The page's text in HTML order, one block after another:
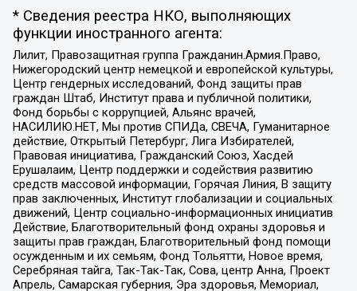
* Сведения реестра НКО, выполняющих
функции иностранного агента:
Лилит, Правозащитная группа Гражданин.Армия.Право,
Нижегородский центр немецкой и европейской культуры,
Центр гендерных исследований, Фонд защиты прав
граждан Штаб, Институт права и публичной политики,
Фонд борьбы с коррупцией, Альянс врачей,
НАСИЛИЮ.НЕТ, Мы против СПИДа, СВЕЧА, Гуманитарное
действие, Открытый Петербург, Лига Избирателей,
Правовая инициатива, Гражданский Союз, Хасдей
Ерушалаим, Центр поддержки и содействия развитию
средств массовой информации, Горячая Линия, В защиту
прав заключенных, Институт глобализации и социальных
движений, Центр социально-информационных инициатив
Действие, Благотворительный фонд охраны здоровья и
защиты прав граждан, Благотворительный фонд помощи
осужденным и их семьям, Фонд Тольятти, Новое время,
Серебряная тайга, Так-Так-Так, Сова, центр Анна, Проект
Апрель, Самарская губерния, Эра здоровья, Мемориал,